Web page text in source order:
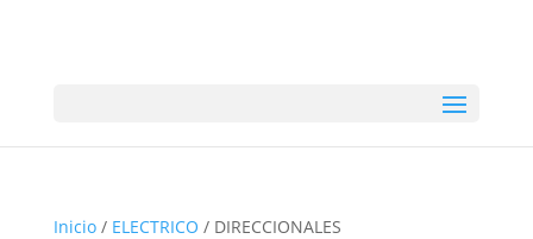
Inicio/ ELECTRICO / DIRECCIONALES